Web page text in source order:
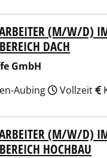
(M/W/D)
DACH
GmbH
Aubing
Vollzeit
(M/W/D)
HOCHBAU